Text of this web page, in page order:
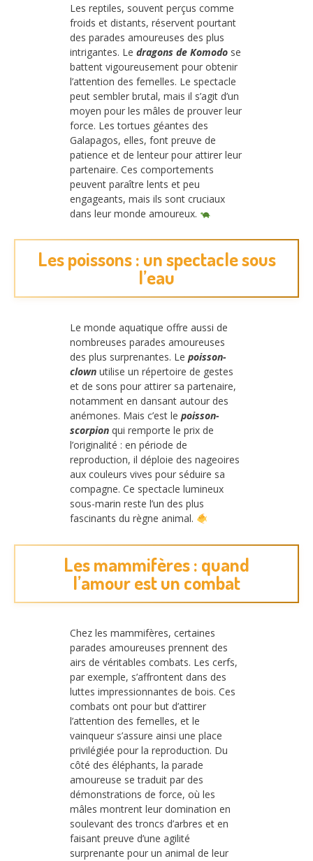
Les reptiles, souvent perçus comme
froids et distants, réservent pourtant
des parades amoureuses des plus
intrigantes. Le dragons de Komodo se
battent vigoureusement pour obtenir
l’attention des femelles. Le spectacle
peut sembler brutal, mais il s’agit d’un
moyen pour les mâles de prouver leur
force. Les tortues géantes des
Galapagos, elles, font preuve de
patience et de lenteur pour attirer leur
partenaire. Ces comportements
peuvent paraître lents et peu
engageants, mais ils sont cruciaux
dans leur monde amoureux.
Les poissons : un spectacle sous
l’eau
Le monde aquatique offre aussi de
nombreuses parades amoureuses
des plus surprenantes. Le poisson-
clown utilise un répertoire de gestes
et de sons pour attirer sa partenaire,
notamment en dansant autour des
anémones. Mais c’est le poisson-
scorpion qui remporte le prix de
l’originalité : en période de
reproduction, il déploie des nageoires
aux couleurs vives pour séduire sa
compagne. Ce spectacle lumineux
sous-marin reste l’un des plus
fascinants du règne animal.
Les mammifères : quand
l’amour est un combat
Chez les mammifères, certaines
parades amoureuses prennent des
airs de véritables combats. Les cerfs,
par exemple, s’affrontent dans des
luttes impressionnantes de bois. Ces
combats ont pour but d’attirer
l’attention des femelles, et le
vainqueur s’assure ainsi une place
privilégiée pour la reproduction. Du
côté des éléphants, la parade
amoureuse se traduit par des
démonstrations de force, où les
mâles montrent leur domination en
soulevant des troncs d’arbres et en
faisant preuve d’une agilité
surprenante pour un animal de leur